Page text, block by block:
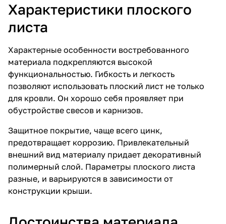
Характеристики плоского
листа
Характерные особенности востребованного
материала подкрепляются высокой
функциональностью. Гибкость и легкость
позволяют использовать плоский лист не только
для кровли. Он хорошо себя проявляет при
обустройстве свесов и карнизов.
Защитное покрытие, чаще всего цинк,
предотвращает коррозию. Привлекательный
внешний вид материалу придает декоративный
полимерный слой. Параметры плоского листа
разные, и варьируются в зависимости от
конструкции крыши.